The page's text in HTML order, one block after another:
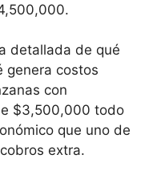
detallada de qué
genera costos
con
$3,500,000 todo
que uno de
extra.